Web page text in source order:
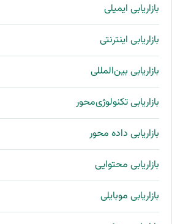
بازاریابی ایمیلی
بازاریابی اینترنتی
بازاریابی بین‌المللی
بازاریابی تکنولوژی‌محور
بازاریابی داده محور
بازاریابی محتوایی
بازاریابی موبایلی